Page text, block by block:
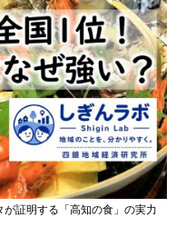
証明する「高知の食」の実力